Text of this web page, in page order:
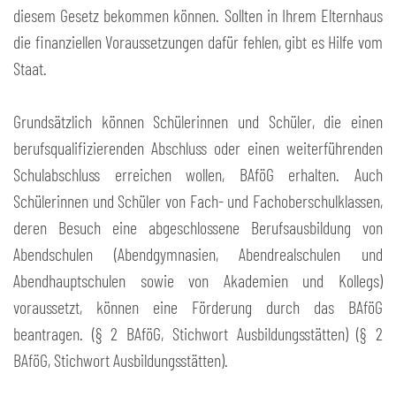
diesem Gesetz bekommen können. Sollten in Ihrem Elternhaus
die finanziellen Voraussetzungen dafür fehlen, gibt es Hilfe vom
Staat.
Grundsätzlich können Schülerinnen und Schüler, die einen
berufsqualifizierenden Abschluss oder einen weiterführenden
Schulabschluss erreichen wollen, BAföG erhalten. Auch
Schülerinnen und Schüler von Fach- und Fachoberschulklassen,
deren Besuch eine abgeschlossene Berufsausbildung von
Abendschulen (Abendgymnasien, Abendrealschulen und
Abendhauptschulen sowie von Akademien und Kollegs)
voraussetzt, können eine Förderung durch das BAföG
beantragen. (§ 2 BAföG, Stichwort Ausbildungsstätten) (§ 2
BAföG, Stichwort Ausbildungsstätten).